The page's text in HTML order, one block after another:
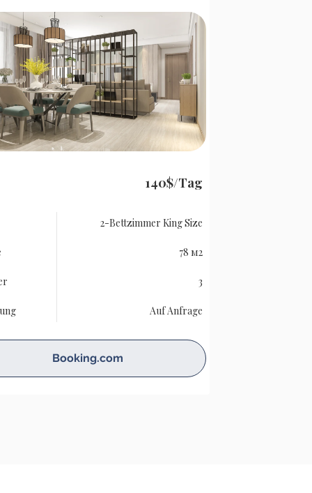
140$/Tag
2-Bettzimmer King Size
78 м2
3
Auf Anfrage
Booking.com